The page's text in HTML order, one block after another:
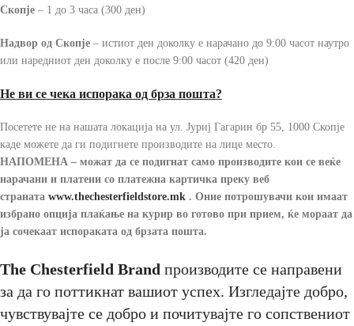
Скопје – 1 до 3 часа (300 ден)
Надвор од Скопје – истиот ден доколку е нарачано до 9:00 часот наутро
или наредниот ден доколку е после 9:00 часот (420 ден)
Не ви се чека испорака од брза пошта?
Посетете не на нашата локација на ул. Јуриј Гагарин бр 55, 1000 Скопје
каде можете да ги подигнете производите на лице место.
НАПОМЕНА – можат да се подигнат само производите кои се веќе
нарачани и платени со платежна картичка преку веб
страната www.thechesterfieldstore.mk . Оние потрошувачи кои имаат
избрано опција плаќање на курир во готово при прием, ќе мораат да
ја сочекаат испораката од брзата пошта.
The Chesterfield Brand производите се направени
за да го поттикнат вашиот успех. Изгледајте добро,
чувствувајте се добро и почитувајте го сопствениот